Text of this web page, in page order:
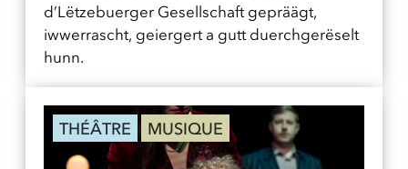
d’Lëtzebuerger Gesellschaft gepräägt,
iwwerrascht, geiergert a gutt duerchgerëselt
hunn.
THÉÂTRE MUSIQUE